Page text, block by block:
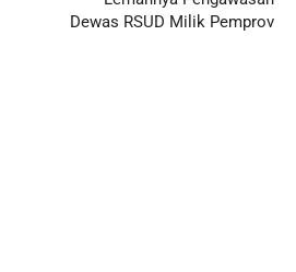
Dewas RSUD Milik Pemprov